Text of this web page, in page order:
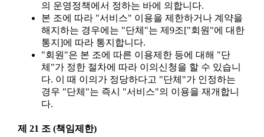
의 운영정책에서 정하는 바에 의합니다.
본 조에 따라 "서비스" 이용을 제한하거나 계약을
해지하는 경우에는 "단체"는 제9조["회원"에 대한
통지]에 따라 통지합니다.
"회원"은 본 조에 따른 이용제한 등에 대해 "단
체"가 정한 절차에 따라 이의신청을 할 수 있습니
다. 이 때 이의가 정당하다고 "단체"가 인정하는
경우 "단체"는 즉시 "서비스"의 이용을 재개합니
다.
제 21 조 (책임제한)